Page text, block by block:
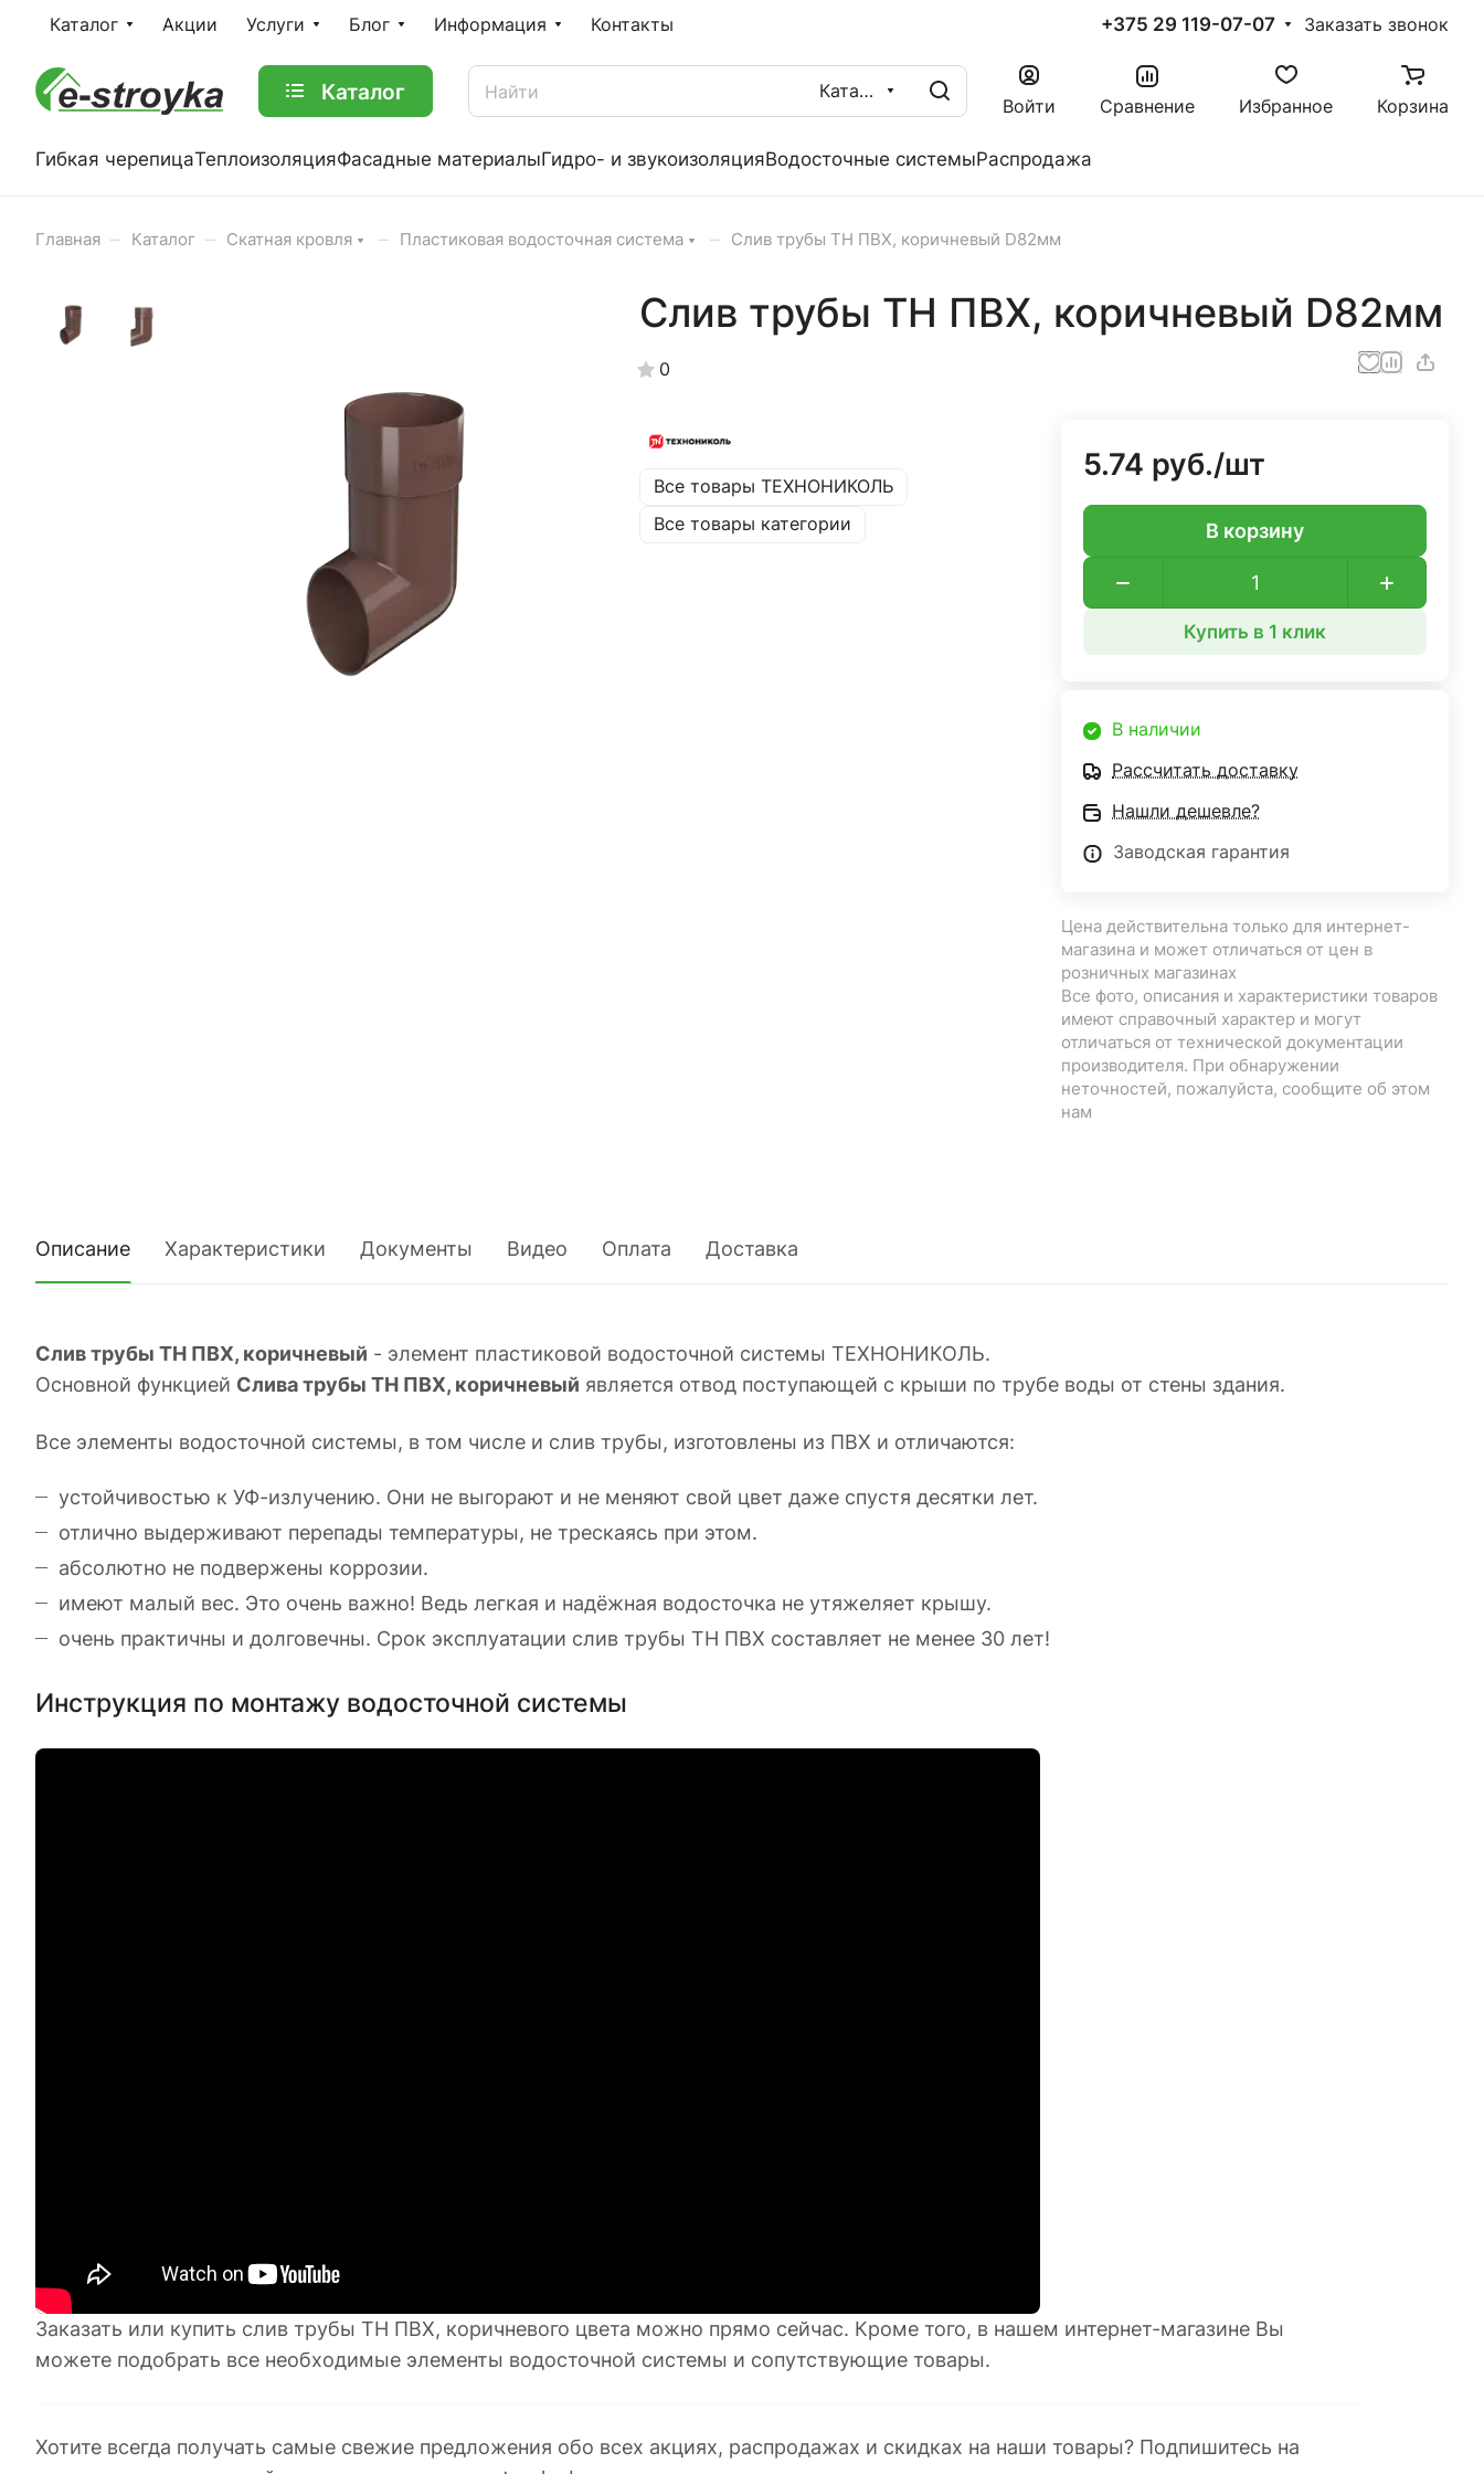
Каталог Акции Услуги Блог Информация Контакты +375 29 119-07-07 Заказать звонок
Каталог Каталог
Войти Сравнение Избранное Корзина
Гибкая черепицаТеплоизоляцияФасадные материалыГидро- и звукоизоляцияВодосточные системыРаспродажа
Главная – Каталог – Скатная кровля – Пластиковая водосточная система – Слив трубы ТН ПВХ, коричневый D82мм
Слив трубы ТН ПВХ, коричневый D82мм
0
Все товары ТЕХНОНИКОЛЬ
Все товары категории
5.74 руб./шт
В корзину
Купить в 1 клик
В наличии
Рассчитать доставку
Нашли дешевле?
Заводская гарантия
Цена действительна только для интернет-
магазина и может отличаться от цен в
розничных магазинах
Все фото, описания и характеристики товаров
имеют справочный характер и могут
отличаться от технической документации
производителя. При обнаружении
неточностей, пожалуйста, сообщите об этом
нам
Описание Характеристики Документы Видео Оплата Доставка
Слив трубы ТН ПВХ, коричневый - элемент пластиковой водосточной системы ТЕХНОНИКОЛЬ.
Основной функцией Слива трубы ТН ПВХ, коричневый является отвод поступающей с крыши по трубе воды от стены здания.
Все элементы водосточной системы, в том числе и cлив трубы, изготовлены из ПВХ и отличаются:
устойчивостью к УФ-излучению. Они не выгорают и не меняют свой цвет даже спустя десятки лет.
отлично выдерживают перепады температуры, не трескаясь при этом.
абсолютно не подвержены коррозии.
имеют малый вес. Это очень важно! Ведь легкая и надёжная водосточка не утяжеляет крышу.
очень практичны и долговечны. Срок эксплуатации слив трубы ТН ПВХ составляет не менее 30 лет!
Инструкция по монтажу водосточной системы
Заказать или купить слив трубы ТН ПВХ, коричневого цвета можно прямо сейчас. Кроме того, в нашем интернет-магазине Вы
можете подобрать все необходимые элементы водосточной системы и сопутствующие товары.
Хотите всегда получать самые свежие предложения обо всех акциях, распродажах и скидках на наши товары? Подпишитесь на